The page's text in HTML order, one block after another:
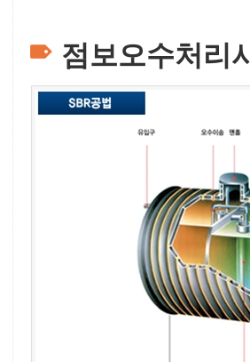
점보오수처리